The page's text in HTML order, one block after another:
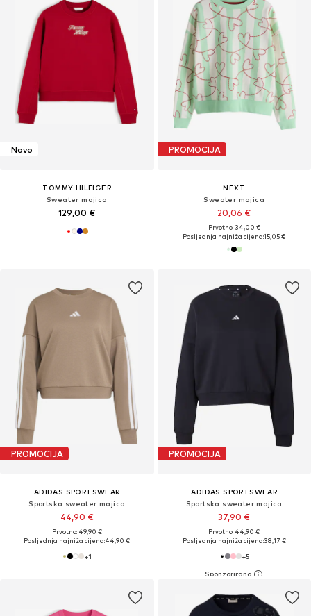
Novo
TOMMY HILFIGER
Sweater majica
129,00 €
PROMOCIJA
NEXT
Sweater majica
20,06 €
Prvotno: 34,00 €
Posljednja najniža cijena:15,05 €
PROMOCIJA
ADIDAS SPORTSWEAR
Sportska sweater majica
44,90 €
Prvotno: 49,90 €
Posljednja najniža cijena:44,90 €
+1
PROMOCIJA
ADIDAS SPORTSWEAR
Sportska sweater majica
37,90 €
Prvotno: 44,90 €
Posljednja najniža cijena:38,17 €
+5